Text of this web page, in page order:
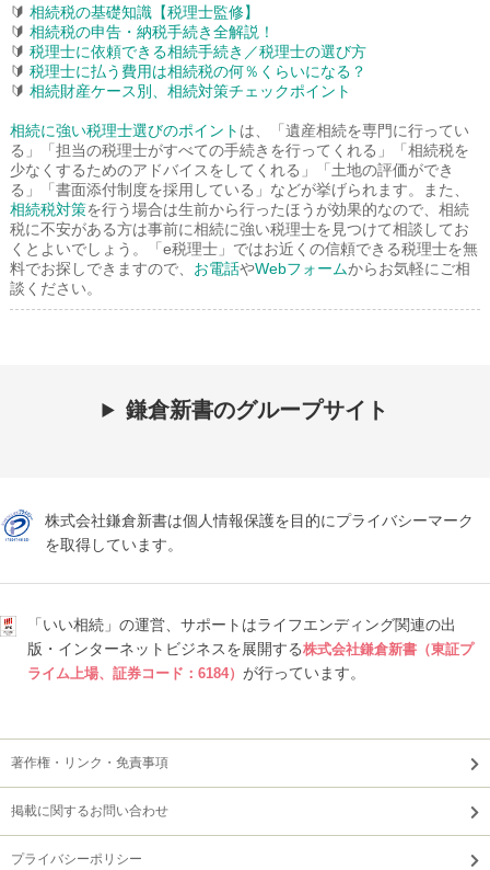
🔰 相続税の基礎知識【税理士監修】
🔰 相続税の申告・納税手続き全解説！
🔰 税理士に依頼できる相続手続き／税理士の選び方
🔰 税理士に払う費用は相続税の何％くらいになる？
🔰 相続財産ケース別、相続対策チェックポイント
相続に強い税理士選びのポイント は、「遺産相続を専門に行ってい
る」「担当の税理士がすべての手続きを行ってくれる」「相続税を
少なくするためのアドバイスをしてくれる」「土地の評価ができ
る」「書面添付制度を採用している」などが挙げられます。また、
相続税対策を行う場合は生前から行ったほうが効果的なので、相続
税に不安がある方は事前に相続に強い税理士を見つけて相談してお
くとよいでしょう。「e税理士」ではお近くの信頼できる税理士を無
料でお探しできますので、 お電話やWebフォームからお気軽にご相
談ください。
鎌倉新書のグループサイト
株式会社鎌倉新書は個人情報保護を目的にプライバシーマーク
を取得しています。
「いい相続」の運営、サポートはライフエンディング関連の出
版・インターネットビジネスを展開する株式会社鎌倉新書（東証プ
ライム上場、証券コード：6184） が行っています。
著作権・リンク・免責事項
掲載に関するお問い合わせ
プライバシーポリシー